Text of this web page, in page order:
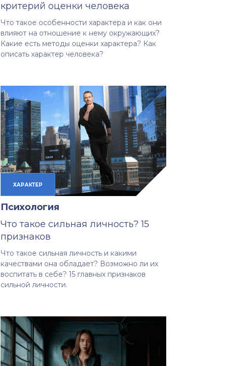
критерий оценки человека
Что такое особенности характера и как они
влияют на отношение к нему окружающих?
Какие есть методы оценки характера? Как
описать характер человека?
ХАРАКТЕР
Психология
Что такое сильная личность? 15
признаков
Что такое сильная личность и какими
качествами она обладает? Возможно ли их
воспитать в себе? 15 главных признаков
сильной личности.